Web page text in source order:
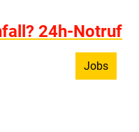
24h-Notruf
Jobs